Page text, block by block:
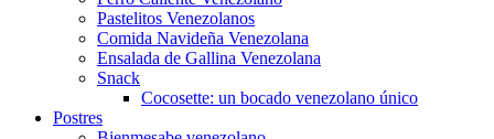
Pastelitos Venezolanos
Comida Navideña Venezolana
Ensalada de Gallina Venezolana
Snack
Cocosette: un bocado venezolano único
Postres